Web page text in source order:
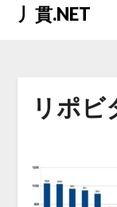
Skip丿貫.NET
リポビ